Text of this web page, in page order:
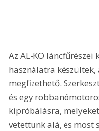
Az AL-KO láncfűrészei
használatra
megfizethető.
és egy
kipróbálásra,
vetettünk alá, és most